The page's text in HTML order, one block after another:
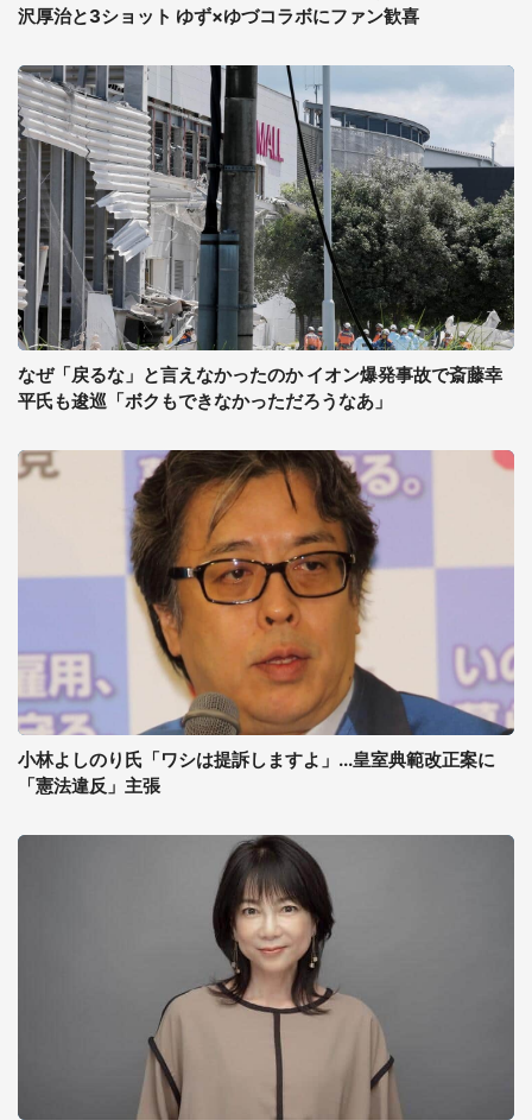
沢厚治と3ショット ゆず×ゆづコラボにファン歓喜
なぜ「戻るな」と言えなかったのか イオン爆発事故で斎藤幸
平氏も逡巡「ボクもできなかっただろうなあ」
小林よしのり氏「ワシは提訴しますよ」...皇室典範改正案に
「憲法違反」主張